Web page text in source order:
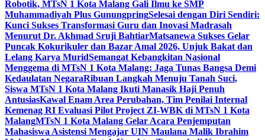
Robotik, MTsN 1 Kota Malang Gali Ilmu ke SMP
Muhammadiyah Plus GunungpringSelesai dengan Diri Sendiri:
Kunci Sukses Transformasi Guru dan Inovasi Madrasah
Menurut Dr. Akhmad Sruji BahtiarMatsanewa Sukses Gelar
Puncak Kokurikuler dan Bazar Amal 2026, Unjuk Bakat dan
Lelang Karya MuridSemangat Kebangkitan Nasional
Menggema di MTsN 1 Kota Malang: Jaga Tunas Bangsa Demi
Kedaulatan NegaraRibuan Langkah Menuju Tanah Suci,
Siswa MTsN 1 Kota Malang Ikuti Manasik Haji Penuh
AntusiasKawal Enam Area Perubahan, Tim Penilai Internal
Kemenag RI Evaluasi Pilot Project ZI-WBK di MTsN 1 Kota
MalangMTsN 1 Kota Malang Gelar Acara Penjemputan
Mahasiswa Asistensi Mengajar UIN Maulana Malik Ibrahim